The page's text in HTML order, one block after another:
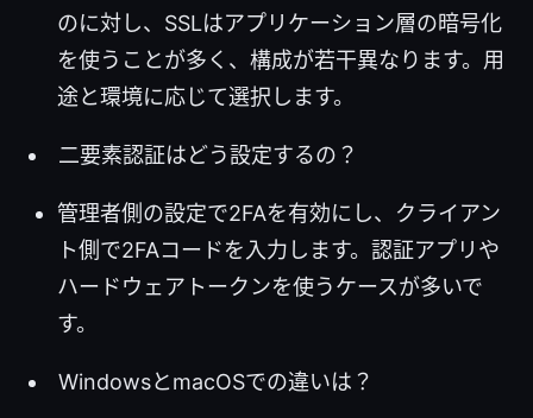
のに対し、SSLはアプリケーション層の暗号化
を使うことが多く、構成が若干異なります。用
途と環境に応じて選択します。
二要素認証はどう設定するの？
管理者側の設定で2FAを有効にし、クライアン
ト側で2FAコードを入力します。認証アプリや
ハードウェアトークンを使うケースが多いで
す。
WindowsとmacOSでの違いは？